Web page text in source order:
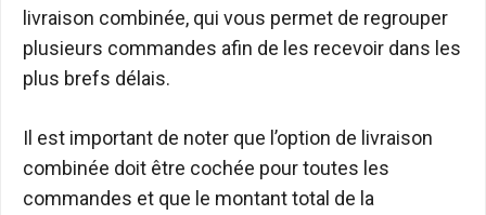
livraison combinée, qui vous permet de regrouper
plusieurs commandes afin de les recevoir dans les
plus brefs délais.
Il est important de noter que l’option de livraison
combinée doit être cochée pour toutes les
commandes et que le montant total de la